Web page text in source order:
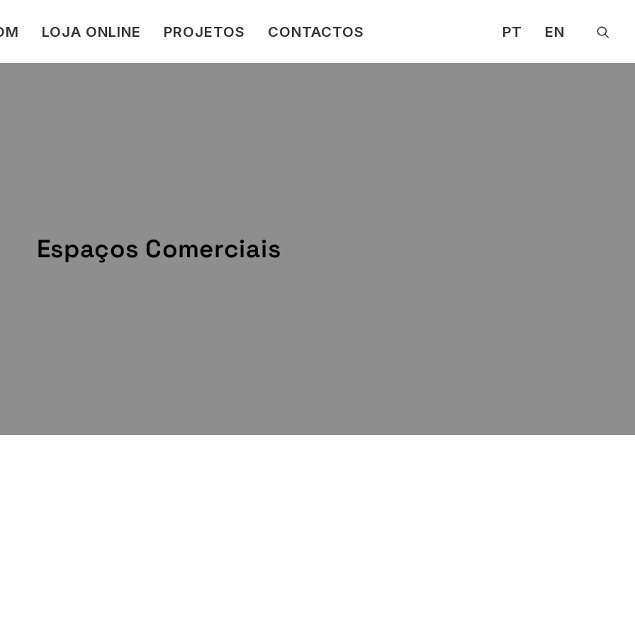
LOJA ONLINE PROJETOS CONTACTOS PT EN
Espaços Comerciais